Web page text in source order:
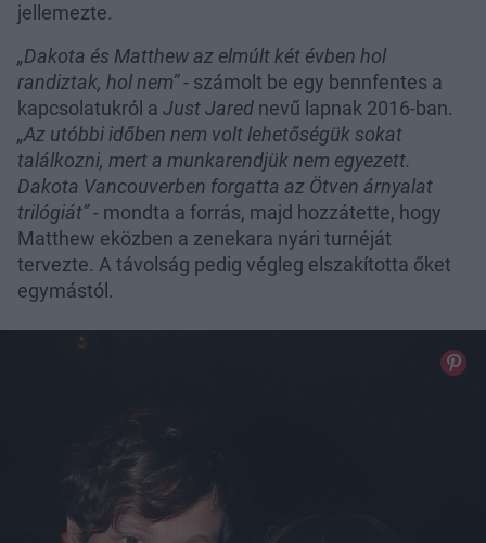
jellemezte.
„Dakota és Matthew az elmúlt két évben hol
randiztak, hol nem”- számolt be egy bennfentes a
kapcsolatukról a Just Jared nevű lapnak 2016-ban.
„Az utóbbi időben nem volt lehetőségük sokat
találkozni, mert a munkarendjük nem egyezett.
Dakota Vancouverben forgatta az Ötven árnyalat
trilógiát”- mondta a forrás, majd hozzátette, hogy
Matthew eközben a zenekara nyári turnéját
tervezte. A távolság pedig végleg elszakította őket
egymástól.